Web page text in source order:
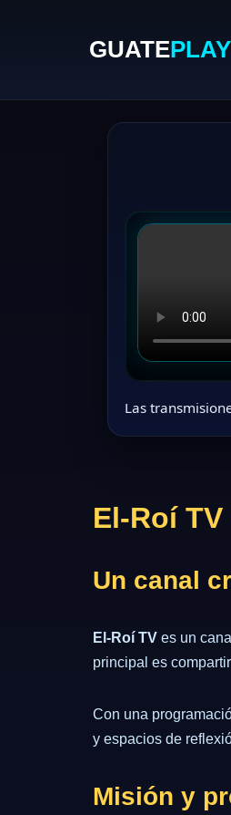
GUATEPLAY
Las
El‑Roí
Un canal
El-Roí TV es un
principal es
Con una
y espacios de
Misión y